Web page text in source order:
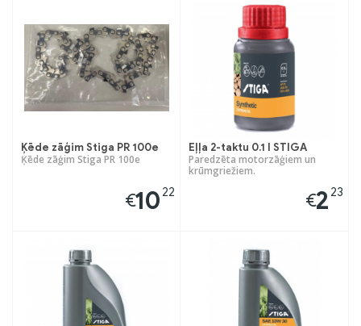
Ķēde zāģim Stiga PR 100e
Ķēde zāģim Stiga PR 100e
€10 22
Eļļa 2-taktu 0.1 l STIGA
Paredzēta motorzāģiem un
krūmgriežiem.
€2 23